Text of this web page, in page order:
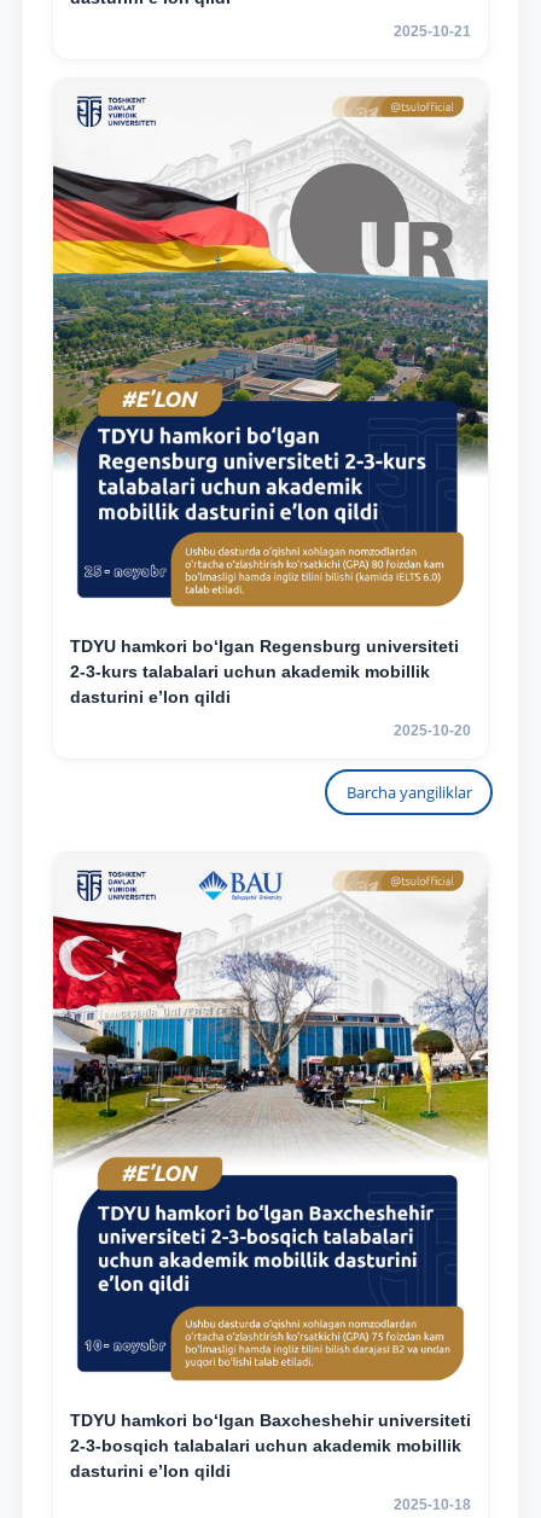
2025-10-21
TDYU hamkori bo‘lgan Regensburg universiteti
2-3-kurs talabalari uchun akademik mobillik
dasturini e’lon qildi
2025-10-20
Barcha yangiliklar
TDYU hamkori bo‘lgan Baxcheshehir universiteti
2-3-bosqich talabalari uchun akademik mobillik
dasturini e’lon qildi
2025-10-18